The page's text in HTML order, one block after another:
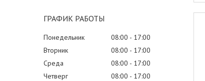
ГРАФИК РАБОТЫ
Понедельник 08:00
17:00
Вторник
08:00
17:00
Среда
08:00
17:00
Четверг
08:00
17:00